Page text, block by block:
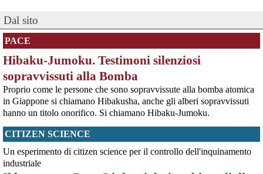
PeaceLink: “Una vittoria storica dei cittadini, ora la salute viene prima”
L’associazione PeaceLink esprime il proprio pieno sostegno e la più sentita
gratitudine al gruppo di cittadini e all'associazione Genitori Tarantini che
[news] Victor Jara, catturato l’ultimo dei suoi aguzzini
Víctor Jara, il cantautore dei poveri che sfidò la dittatura cilena con la sua
chitarra A cinquant'anni dal golpe che insanguinò il Cile, la storia di Víctor
Jara continua a risuonare come un inno alla dignità e alla resistenza. La
sua voce, spezzata dalle mani dei carn
[news] La "Breve storia del pacifismo italiano" è stata arricchita con undici
oggi
Siamo felici di annunciarvi un aggiornamento per la nostra "Breve storia del
pacifismo italiano". Il percorso di ricerca e divulgazione si arricchisce oggi
di un nuovo strumento: abbiamo integrato nel testo undici schede
introduttive, dedicate ciascuna a una specifica periodizzazione s
Dal sito
PACE
Hibaku-Jumoku. Testimoni silenziosi
sopravvissuti alla Bomba
Proprio come le persone che sono sopravvissute alla bomba atomica
in Giappone si chiamano Hibakusha, anche gli alberi sopravvissuti
hanno un titolo onorifico. Si chiamano Hibaku-Jumoku.
CITIZEN SCIENCE
Un esperimento di citizen science per il controllo dell'inquinamento
industriale